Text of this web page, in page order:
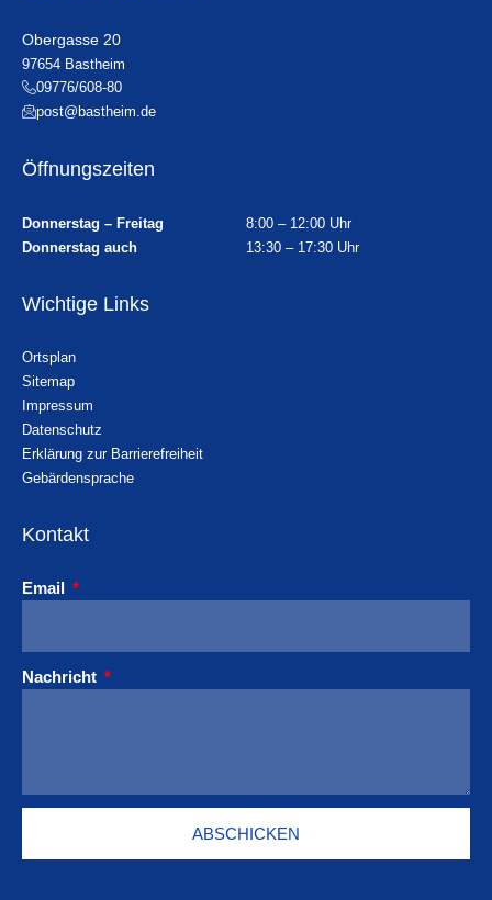
Obergasse 20
97654 Bastheim
09776/608-80
post@bastheim.de
Öffnungszeiten
Donnerstag – Freitag
8:00 – 12:00 Uhr
Donnerstag auch
13:30 – 17:30 Uhr
Wichtige Links
Ortsplan
Sitemap
Impressum
Datenschutz
Erklärung zur Barrierefreiheit
Gebärdensprache
Kontakt
Email
Nachricht
ABSCHICKEN